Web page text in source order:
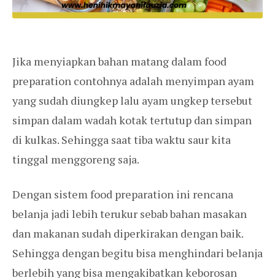
Jika menyiapkan bahan matang dalam food
preparation contohnya adalah menyimpan ayam
yang sudah diungkep lalu ayam ungkep tersebut
simpan dalam wadah kotak tertutup dan simpan
di kulkas. Sehingga saat tiba waktu saur kita
tinggal menggoreng saja.
Dengan sistem food preparation ini rencana
belanja jadi lebih terukur sebab bahan masakan
dan makanan sudah diperkirakan dengan baik.
Sehingga dengan begitu bisa menghindari belanja
berlebih yang bisa mengakibatkan keborosan